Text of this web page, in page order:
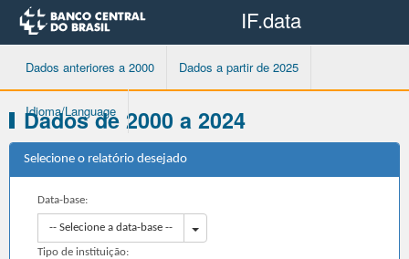
IF.data
Dados anteriores a 2000 Dados a partir de 2025
Idioma/Language
Dados de 2000 a 2024
Selecione o relatório desejado
Data-base:
-- Selecione a data-base -- Toggle Dropdown
Tipo de instituição: